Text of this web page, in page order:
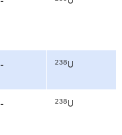
- 238U
- 238U